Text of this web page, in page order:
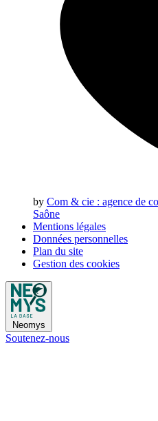
by Com & cie : agence de
Saône
Mentions légales
Données personnelles
Plan du site
Gestion des cookies
Neomys
Soutenez-nous